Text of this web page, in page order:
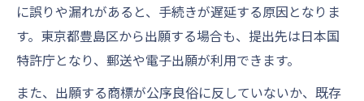
東京都豊島区で賢くできる商標出願の方法
出願手数料と登録料の全体像を解説
商標登録費用の節約ポイントを押さえる
に誤りや漏れがあると、手続きが遅延する原因となりま
す。東京都豊島区から出願する場合も、提出先は日本国
特許庁となり、郵送や電子出願が利用できます。
また、出願する商標が公序良俗に反していないか、既存